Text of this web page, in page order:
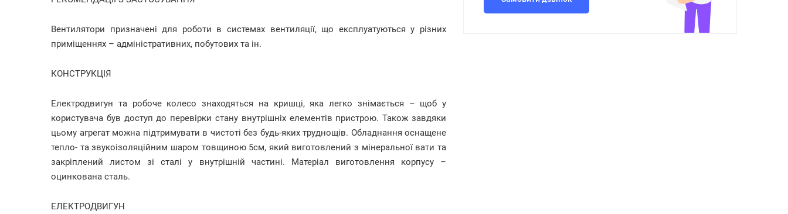
Вентилятори призначені для роботи в системах вентиляції, що експлуатуються у різних
приміщеннях – адміністративних, побутових та ін.
КОНСТРУКЦІЯ
Електродвигун та робоче колесо знаходяться на кришці, яка легко знімається – щоб у
користувача був доступ до перевірки стану внутрішніх елементів пристрою. Також завдяки
цьому агрегат можна підтримувати в чистоті без будь-яких труднощів. Обладнання оснащене
тепло- та звукоізоляційним шаром товщиною 5см, який виготовлений з мінеральної вати та
закріплений листом зі сталі у внутрішній частині. Матеріал виготовлення корпусу –
оцинкована сталь.
ЕЛЕКТРОДВИГУН